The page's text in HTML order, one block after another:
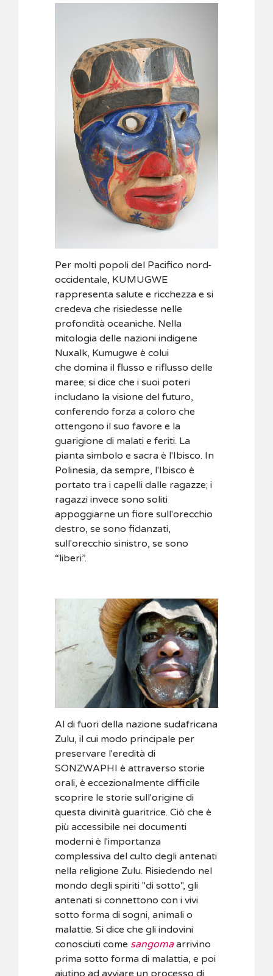
Per molti popoli del Pacifico nord-
occidentale, KUMUGWE
rappresenta salute e ricchezza e si
credeva che risiedesse nelle
profondità oceaniche. Nella
mitologia delle nazioni indigene
Nuxalk, Kumugwe è colui
che domina il flusso e riflusso delle
maree; si dice che i suoi poteri
includano la visione del futuro,
conferendo forza a coloro che
ottengono il suo favore e la
guarigione di malati e feriti. La
pianta simbolo e sacra è l'Ibisco. In
Polinesia, da sempre, l'Ibisco è
portato tra i capelli dalle ragazze; i
ragazzi invece sono soliti
appoggiarne un fiore sull'orecchio
destro, se sono fidanzati,
sull'orecchio sinistro, se sono
“liberi”.
Al di fuori della nazione sudafricana
Zulu, il cui modo principale per
preservare l'eredità di
SONZWAPHI è attraverso storie
orali, è eccezionalmente difficile
scoprire le storie sull'origine di
questa divinità guaritrice. Ciò che è
più accessibile nei documenti
moderni è l'importanza
complessiva del culto degli antenati
nella religione Zulu. Risiedendo nel
mondo degli spiriti "di sotto", gli
antenati si connettono con i vivi
sotto forma di sogni, animali o
malattie. Si dice che gli indovini
conosciuti come sangomaarrivino
prima sotto forma di malattia, e poi